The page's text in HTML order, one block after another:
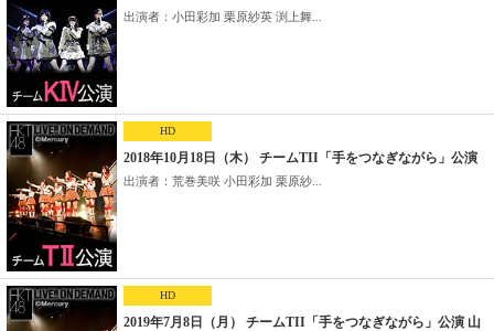
出演者：小田彩加 栗原紗英 渕上舞...
HD
2018年10月18日（木） チームTII「手をつなぎながら」公演
出演者：荒巻美咲 小田彩加 栗原紗...
HD
2019年7月8日（月） チームTII「手をつなぎながら」公演 山